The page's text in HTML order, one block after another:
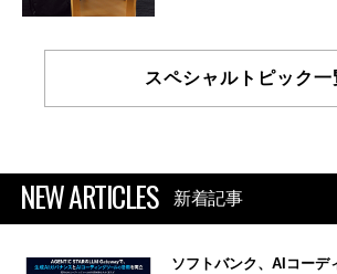
スペシャルトピック一
NEW ARTICLES 新着記事
ソフトバンク、AIコーデ